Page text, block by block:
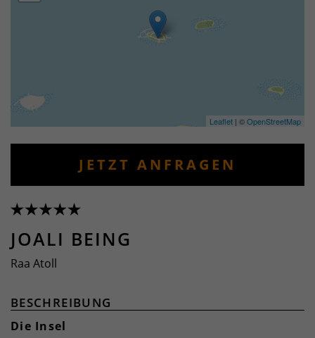
Leaflet | ©OpenStreetMap
JETZT ANFRAGEN
JOALI BEING
Raa Atoll
BESCHREIBUNG
Die Insel